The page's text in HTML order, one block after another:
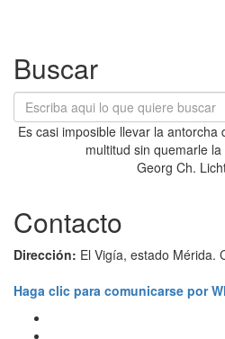
Buscar
Es casi imposible llevar la
multitud sin quemarle
Georg Ch.
Contacto
Dirección: El Vigía, estado Mérida.
Haga clic para comunicarse por